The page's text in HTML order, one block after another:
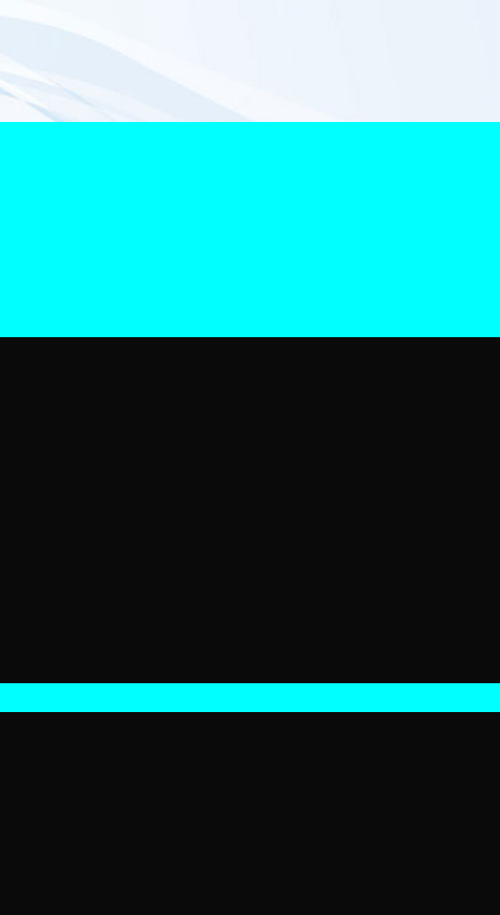
Terpercaya